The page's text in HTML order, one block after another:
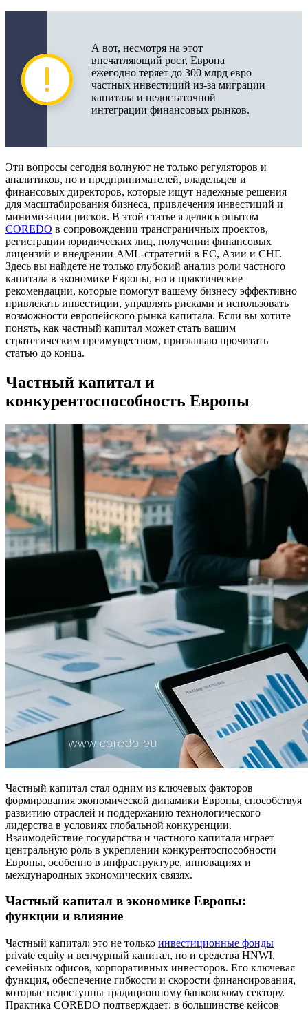
Инвестиционные стратегии и привлечение
частного капитала в ЕС
Лучшие практики привлечения инвестиций в
компаний Европы
Финансовые инструменты для управления
инвестициями
Регулирование и налоги, влияющие на приток
капитала
Частный капитал и устойчивое развитие
экономики Европы
Частные инвестиции в декарбонизацию
Европы
Частный капитал и зеленая экономика:
финансирование устойчивых проектов
инвестиции в частный капитал
КСО и мультистейкхолдерное управление
капиталом
Долгосрочные последствия частного капитала
в Европе
Долгосрочные последствия оттока капитала из
Банковский союз ЕС и рынок частного
капитала
Совместные проекты и их влияние на
Стратегии интеграции финансовых рынков
Европы
Рекомендации для предпринимателей и
инвесторов
Как привлекать и управлять частным
капиталом в Европе
Управление рисками и оценка ROI
Финансовые инструменты и технологии для
роста бизнеса
Как адаптироваться к налоговым изменениям
ЕС?
Ключевые выводы и перспективы
А вот, несмотря на этот
впечатляющий рост, Европа
ежегодно теряет до 300 млрд евро
частных инвестиций из-за миграции
капитала и недостаточной
интеграции финансовых рынков.
Эти вопросы сегодня волнуют не только регуляторов и
аналитиков, но и предпринимателей, владельцев и
финансовых директоров, которые ищут надежные решения
для масштабирования бизнеса, привлечения инвестиций и
минимизации рисков. В этой статье я делюсь опытом
COREDO в сопровождении трансграничных проектов,
регистрации юридических лиц, получении финансовых
лицензий и внедрении AML-стратегий в ЕС, Азии и СНГ.
Здесь вы найдете не только глубокий анализ роли частного
капитала в экономике Европы, но и практические
рекомендации, которые помогут вашему бизнесу эффективно
привлекать инвестиции, управлять рисками и использовать
возможности европейского рынка капитала. Если вы хотите
понять, как частный капитал может стать вашим
стратегическим преимуществом, приглашаю прочитать
статью до конца.
Частный капитал и
конкурентоспособность Европы
Частный капитал стал одним из ключевых факторов
формирования экономической динамики Европы, способствуя
развитию отраслей и поддержанию технологического
лидерства в условиях глобальной конкуренции.
Взаимодействие государства и частного капитала играет
центральную роль в укреплении конкурентоспособности
Европы, особенно в инфраструктуре, инновациях и
международных экономических связях.
Частный капитал в экономике Европы:
функции и влияние
Частный капитал: это не только инвестиционные фонды
private equity и венчурный капитал, но и средства HNWI,
семейных офисов, корпоративных инвесторов. Его ключевая
функция, обеспечение гибкости и скорости финансирования,
которые недоступны традиционному банковскому сектору.
Практика COREDO подтверждает: в большинстве кейсов